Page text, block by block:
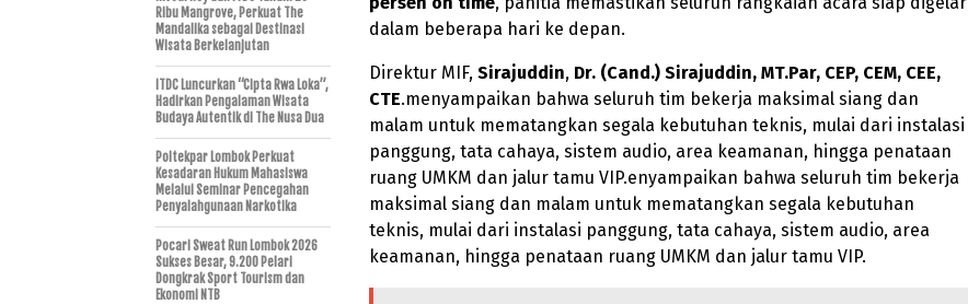
dalam beberapa hari ke depan.
Direktur MIF, Sirajuddin, Dr. (Cand.) Sirajuddin, MT.Par, CEP, CEM, CEE,
CTE.menyampaikan bahwa seluruh tim bekerja maksimal siang dan
malam untuk mematangkan segala kebutuhan teknis, mulai dari instalasi
panggung, tata cahaya, sistem audio, area keamanan, hingga penataan
ruang UMKM dan jalur tamu VIP.enyampaikan bahwa seluruh tim bekerja
maksimal siang dan malam untuk mematangkan segala kebutuhan
teknis, mulai dari instalasi panggung, tata cahaya, sistem audio, area
keamanan, hingga penataan ruang UMKM dan jalur tamu VIP.
Ribu Mangrove, Perkuat The
Mandalika sebagai Destinasi
Wisata Berkelanjutan
ITDC Luncurkan “Cipta Rwa Loka”,
Hadirkan Pengalaman Wisata
Budaya Autentik di The Nusa Dua
Poltekpar Lombok Perkuat
Kesadaran Hukum Mahasiswa
Melalui Seminar Pencegahan
Penyalahgunaan Narkotika
Pocari Sweat Run Lombok 2026
Sukses Besar, 9.200 Pelari
Dongkrak Sport Tourism dan
Ekonomi NTB